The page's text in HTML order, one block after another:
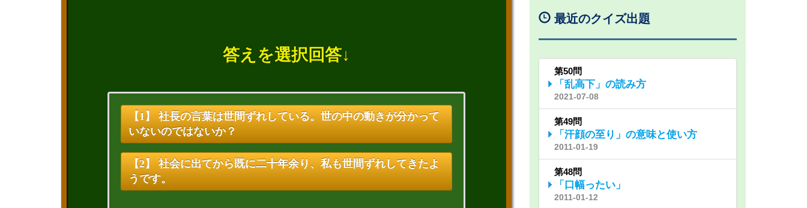
答えを選択回答↓
【1】 社長の言葉は世間ずれしている。世の中の動きが分かって
いないのではないか？
【2】 社会に出てから既に二十年余り、私も世間ずれしてきたよ
うです。
最近のクイズ出題
第50問
「乱高下」の読み方
2021-07-08
第49問
「汗顔の至り」の意味と使い方
2011-01-19
第48問
「口幅ったい」
2011-01-12